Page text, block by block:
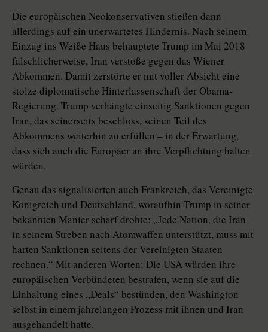
Die europäischen Neokonservativen stießen dann
allerdings auf ein unerwartetes Hindernis. Nach seinem
Einzug ins Weiße Haus behauptete Trump im Mai 2018
fälschlicherweise, Iran verstoße gegen das Wiener
Abkommen. Damit zerstörte er mit voller Absicht eine
stolze diplomatische Hinterlassenschaft der Obama-
Regierung. Trump verhängte einseitig Sanktionen gegen
Iran, das seinerseits beschloss, seinen Teil des
Abkommens weiterhin zu erfüllen – in der Erwartung,
dass sich auch die Europäer an ihre Verpflichtung halten
würden.
Genau das signalisierten auch Frankreich, das Vereinigte
Königreich und Deutschland, woraufhin Trump in seiner
bekannten Manier scharf drohte: „Jede Nation, die Iran
in seinem Streben nach Atomwaffen unterstützt, muss mit
harten Sanktionen seitens der Vereinigten Staaten
rechnen.“ Mit anderen Worten: Die USA würden ihre
europäischen Verbündeten bestrafen, wenn sie auf die
Einhaltung eines „Deals“ bestünden, den Washington
selbst in einem jahrelangen Prozess mit ihnen und Iran
ausgehandelt hatte.